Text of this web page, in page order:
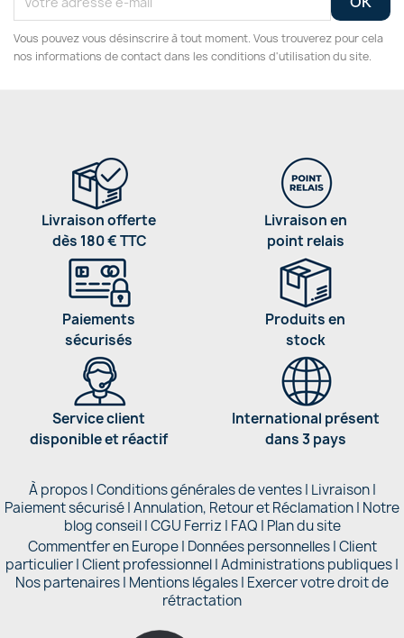
Vous pouvez vous désinscrire à tout moment. Vous trouverez pour cela
nos informations de contact dans les conditions d'utilisation du site.
Livraison offerte
dès 180 € TTC
Livraison en
point relais
Paiements
sécurisés
Produits en
stock
Service client
disponible et réactif
International présent
dans 3 pays
À propos|Conditions générales de ventes| Livraison|
Paiement sécurisé|Annulation, Retour et Réclamation| Notre
blog conseil|CGU Ferriz | FAQ | Plan du site
Commentfer en Europe| Données personnelles|Client
particulier|Client professionnel|Administrations publiques|
Nos partenaires | Mentions légales| Exercer votre droit de
rétractation